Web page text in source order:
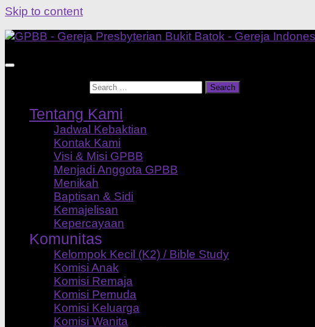
Skip to content
Tentang Kami
Jadwal Kebaktian
Kontak Kami
Visi & Misi GPBB
Menjadi Anggota GPBB
Menikah
Baptisan & Sidi
Kemajelisan
Kepercayaan
Komunitas
Kelompok Kecil (K2) / Bible Study
Komisi Anak
Komisi Remaja
Komisi Pemuda
Komisi Keluarga
Komisi Wanita